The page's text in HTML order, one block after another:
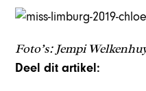
Foto’s: Jempi
Deel dit artikel: